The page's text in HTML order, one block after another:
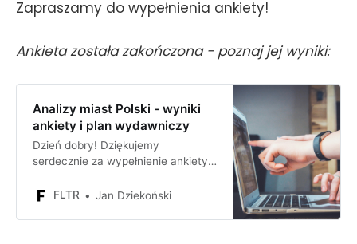
Zapraszamy do wypełnienia ankiety!
Ankieta została zakończona - poznaj jej wyniki:
Analizy miast Polski - wyniki
ankiety i plan wydawniczy
Dzień dobry! Dziękujemy
serdecznie za wypełnienie ankiety
Otrzymaliśmy aż 40 odpowiedzi i
FLTR Jan Dziekoński